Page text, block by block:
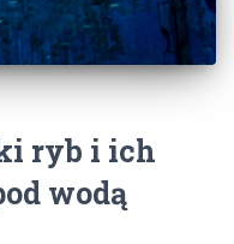
ryb i ich
wodą